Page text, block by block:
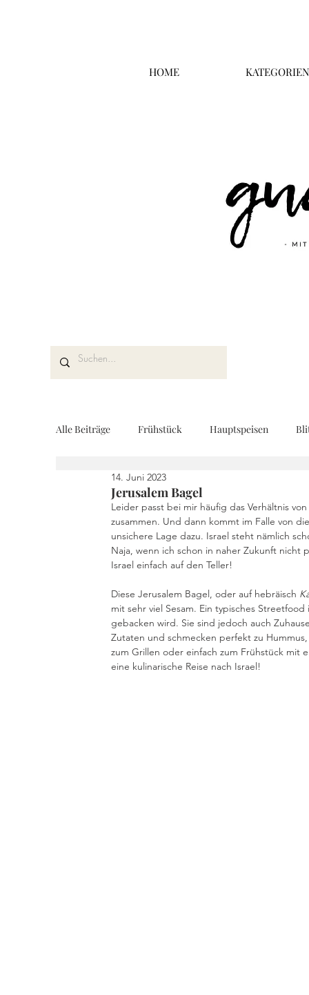
HOME KATEGORIEN
Alle Beiträge Frühstück Hauptspeisen
Kuchen und Desserts
Drinks Fingerfood Geschenke aus der
REZEPTKARTEN Rezeptvideo vegan
Jerusalem Bagel
14. Juni 2023
Leider passt bei mir häufig das Verhältnis
zusammen. Und dann kommt im Falle von
unsichere Lage dazu. Israel steht nämlich
Naja, wenn ich schon in naher Zukunft
Israel einfach auf den Teller!
Diese Jerusalem Bagel, oder auf hebräisch
mit sehr viel Sesam. Ein typisches
gebacken wird. Sie sind jedoch auch
Zutaten und schmecken perfekt zu
zum Grillen oder einfach zum Frühstück mit
eine kulinarische Reise nach Israel!